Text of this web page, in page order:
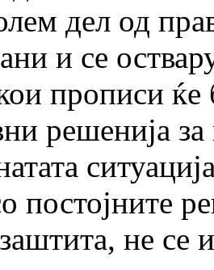
дел од
и се
прописи ќе
решенија
постојните
не се